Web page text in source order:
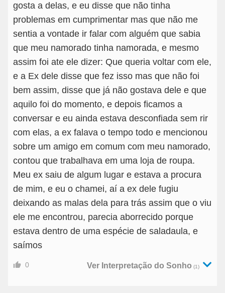
gosta a delas, e eu disse que não tinha
problemas em cumprimentar mas que não me
sentia a vontade ir falar com alguém que sabia
que meu namorado tinha namorada, e mesmo
assim foi ate ele dizer: Que queria voltar com ele,
e a Ex dele disse que fez isso mas que não foi
bem assim, disse que já não gostava dele e que
aquilo foi do momento, e depois ficamos a
conversar e eu ainda estava desconfiada sem rir
com elas, a ex falava o tempo todo e mencionou
sobre um amigo em comum com meu namorado,
contou que trabalhava em uma loja de roupa.
Meu ex saiu de algum lugar e estava a procura
de mim, e eu o chamei, aí a ex dele fugiu
deixando as malas dela para trás assim que o viu
ele me encontrou, parecia aborrecido porque
estava dentro de uma espécie de saladaula, e
saímos
0 Ver Interpretação do Sonho (1)